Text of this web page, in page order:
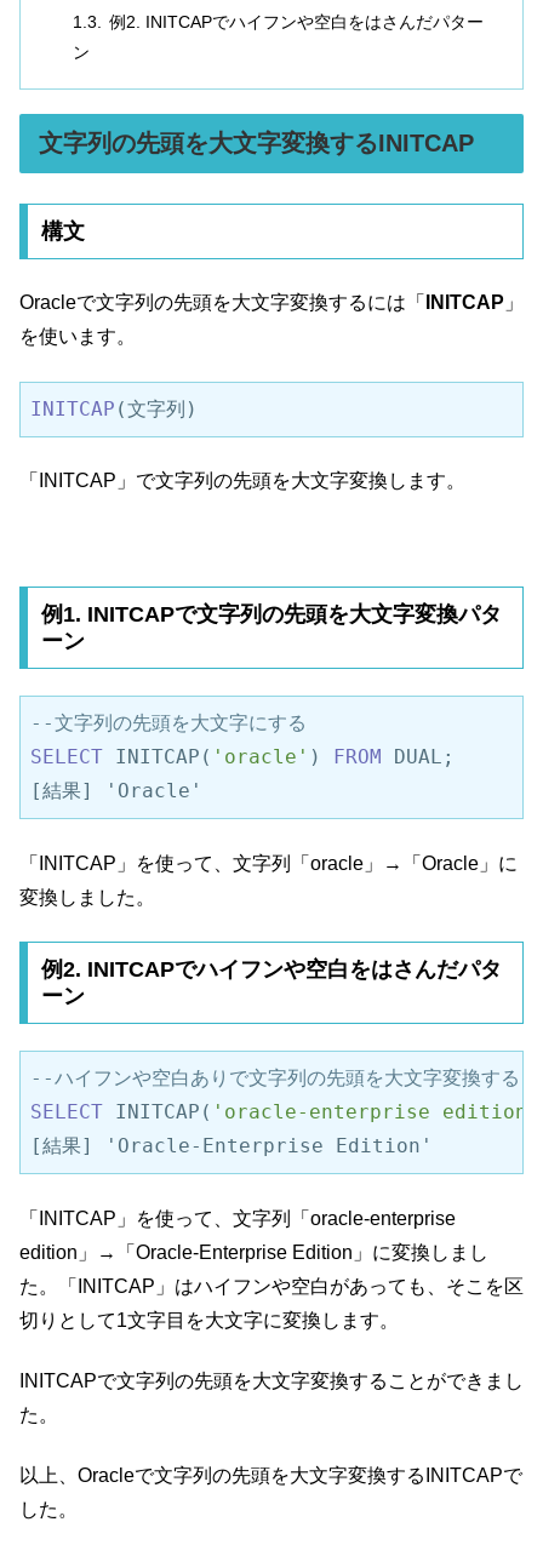
例2. INITCAPでハイフンや空白をはさんだパター
ン
文字列の先頭を大文字変換するINITCAP
構文
Oracleで文字列の先頭を大文字変換するには「 INITCAP 」
を使います。
INITCAP (文字列)
「INITCAP」で文字列の先頭を大文字変換します。
例1. INITCAPで文字列の先頭を大文字変換パタ
ーン
--文字列の先頭を大文字にする
SELECT INITCAP( 'oracle' ) FROM
DUAL;
[結果] 'Oracle'
「INITCAP」を使って、文字列「oracle」→「Oracle」に
変換しました。
例2. INITCAPでハイフンや空白をはさんだパタ
ーン
--ハイフンや空白ありで文字列の先頭を大文字変換する
SELECT INITCAP( 'oracle-enterprise edition'
[結果] 'Oracle-Enterprise Edition'
「INITCAP」を使って、文字列「oracle-enterprise
edition」→「Oracle-Enterprise Edition」に変換しまし
た。「INITCAP」はハイフンや空白があっても、そこを区
切りとして1文字目を大文字に変換します。
INITCAPで文字列の先頭を大文字変換することができまし
た。
以上、Oracleで文字列の先頭を大文字変換するINITCAPで
した。